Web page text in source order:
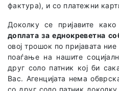
фактура), и со платежни
Доколку се пријавите
доплата за еднокреветна
овој трошок по пријавата
поаѓање на нашите
друг соло патник кој би
Вас. Агенцијата нема
со друг соло патник